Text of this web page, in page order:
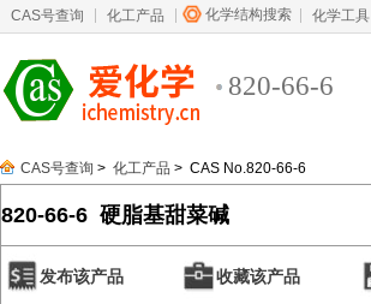
CAS号查询 化工产品 化学结构搜索 化学工具
820-66-6
CAS号查询 > 化工产品 > CAS No.820-66-6
820-66-6 硬脂基甜菜碱
发布该产品 收藏该产品